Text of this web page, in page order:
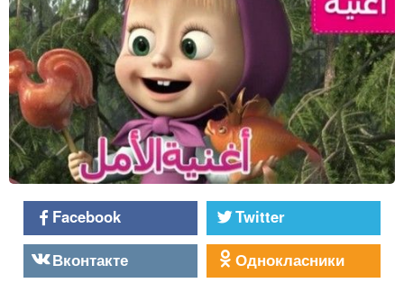
Facebook
Twitter
Вконтакте
Однокласники